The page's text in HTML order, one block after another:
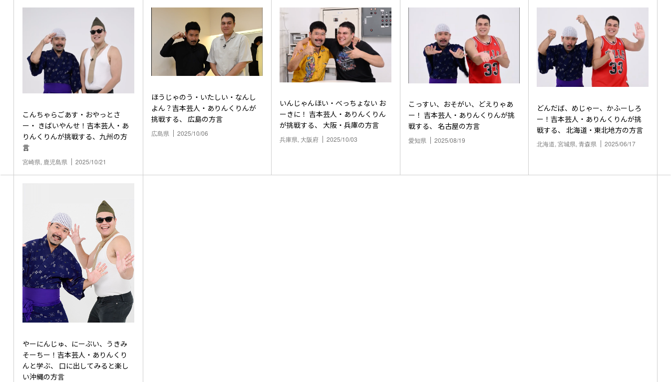
こんちゃらごあす・おやっとさ
ー・ きばいやんせ！吉本芸人・あ
りんくりんが挑戦する、九州の方
言
宮崎県, 鹿児島県 2025/10/21
ほうじゃのう・いたしい・なんし
よん？吉本芸人・ありんくりんが
挑戦する、 広島の方言
広島県 2025/10/06
いんじゃんほい・べっちょない お
ーきに！ 吉本芸人・ありんくりん
が挑戦する、 大阪・兵庫の方言
兵庫県, 大阪府 2025/10/03
こっすい、おそがい、どえりゃあ
ー！ 吉本芸人・ありんくりんが挑
戦する、 名古屋の方言
愛知県 2025/08/19
どんだば、めじゃー、かふーしろ
ー！吉本芸人・ありんくりんが挑
戦する、 北海道・東北地方の方言
北海道, 宮城県, 青森県 2025/06/17
やーにんじゅ、にーぶい、うきみ
そーちー！吉本芸人・ありんくり
んと学ぶ、 口に出してみると楽し
い沖縄の方言